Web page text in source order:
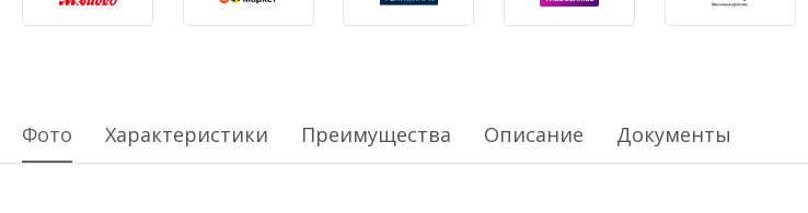
Фото Характеристики Преимущества Описание Документы